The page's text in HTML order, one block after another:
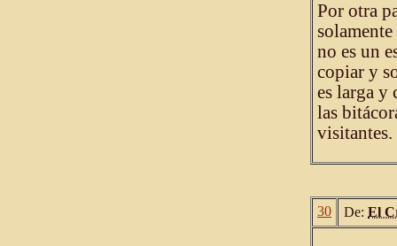
Por otra
no es un
copiar y
es larga y
las
visitantes.
30 De: El